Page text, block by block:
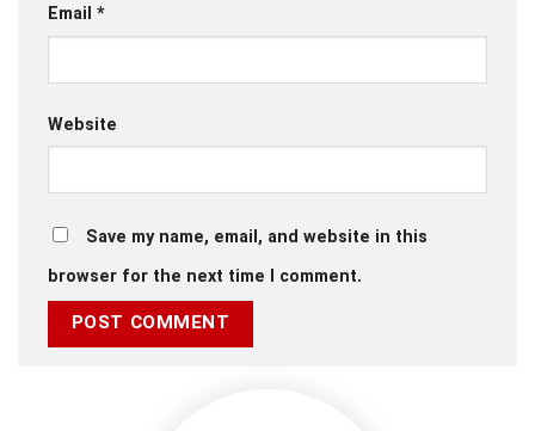
Email *
Website
Save my name, email, and website in this
browser for the next time I comment.